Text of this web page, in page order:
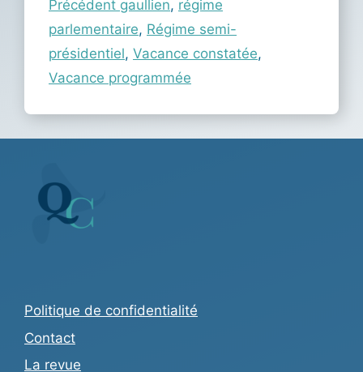
Précédent gaullien, régime
parlementaire, Régime semi-
présidentiel, Vacance constatée,
Vacance programmée
Politique de confidentialité
Contact
La revue